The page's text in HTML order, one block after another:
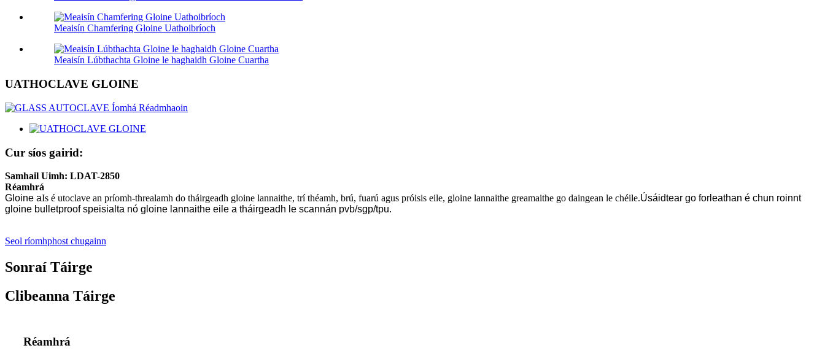
Meaisín Chamfering Gloine Uathoibríoch
Meaisín Lúbthachta Gloine le haghaidh Gloine Cuartha
UATHOCLAVE GLOINE
Cur síos gairid:
Samhail Uimh: LDAT-2850
Réamhrá
Gloine aIs é utoclave an príomh-threalamh do tháirgeadh gloine lannaithe, trí théamh, brú, fuarú agus próisis eile, gloine lannaithe greamaithe go daingean le chéile.Úsáidtear go forleathan é chun roinnt
gloine bulletproof speisialta nó gloine lannaithe eile a tháirgeadh le scannán pvb/sgp/tpu.
Seol ríomhphost chugainn
Sonraí Táirge
Clibeanna Táirge
Réamhrá